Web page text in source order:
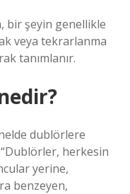
bir şeyin genellikle
veya tekrarlanma
tanımlanır.
dublörlere
herkesin
yerine,
benzeyen,